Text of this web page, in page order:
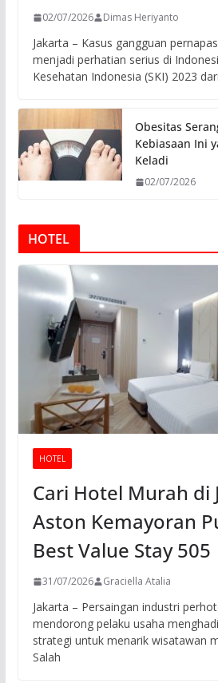
02/07/2026 Dimas Heriyanto
Jakarta – Kasus gangguan
menjadi perhatian serius di
Kesehatan Indonesia (SKI) 2023 dari
Obesitas
Kebiasaan Ini
Keladi
02/07/2026
HOTEL
HOTEL
Cari Hotel Murah di
Aston Kemayoran
Best Value Stay 505
31/07/2026 Graciella Atalia
Jakarta – Persaingan industri
mendorong pelaku usaha
strategi untuk menarik wisatawan
Salah